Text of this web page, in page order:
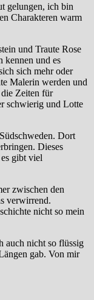
gelungen, ich bin
Charakteren warm
und Traute Rose
kennen und es
sich mehr oder
Malerin werden und
Zeiten für
schwierig und Lotte
Dort
Dieses
gibt viel
zwischen den
verwirrend.
nicht so mein
auch nicht so flüssig
gab. Von mir